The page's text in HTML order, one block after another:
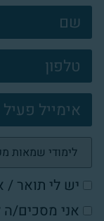
צרו
קשר
פוטר
יש לי תואר /
אני מסכים/ה